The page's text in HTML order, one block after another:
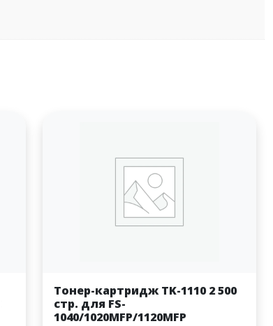
Тонер-картридж TK-1110 2 500
стр. для FS-
1040/1020MFP/1120MFP